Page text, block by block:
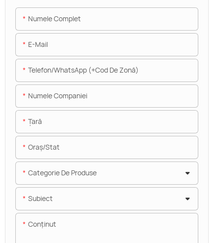
Numele Complet
E-Mail
Telefon/WhatsApp (+Cod De Zonă)
Numele Companiei
Ţară
Oraș/stat
Categorie De Produse
Subiect
Conţinut